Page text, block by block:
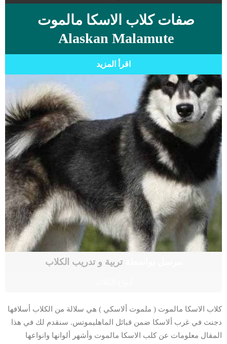
صفات كلاب الاسكا مالموت
Alaskan Malamute
اقرأ المزيد
مرسل بواسطةتربية و تدريب الكلاب
كلاب الاسكا مالموت ( ملموت ألاسكي ) هي سلالة من الكلاب أسلافها
دجنت في غرب ألاسكا ضمن قبائل الماهليموتس. سنقدم لك في هذا
المقال معلومات عن كلب الاسكا مالموت وأشهر ألوانها وانواعها